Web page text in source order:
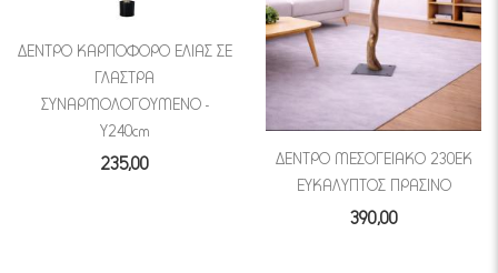
ΔΕΝΤΡΟ ΚΑΡΠΟΦΟΡΟ ΕΛΙΑΣ ΣΕ
ΓΛΑΣΤΡΑ
ΣΥΝΑΡΜΟΛΟΓΟΥΜΕΝΟ -
Υ240cm
235,00
ΔΕΝΤΡΟ ΜΕΣΟΓΕΙΑΚΟ 230ΕΚ
ΕΥΚΑΛΥΠΤΟΣ ΠΡΑΣΙΝΟ
390,00